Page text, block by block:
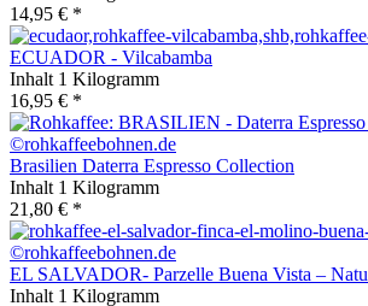
14,95 € *
ECUADOR - Vilcabamba
Inhalt 1 Kilogramm
16,95 € *
Brasilien Daterra Espresso Collection
Inhalt 1 Kilogramm
21,80 € *
EL SALVADOR- Parzelle Buena Vista –
Inhalt 1 Kilogramm